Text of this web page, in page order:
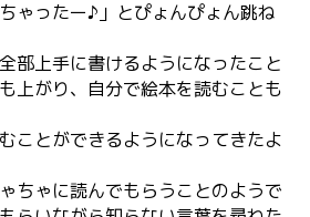
ゃったー♪」とぴょんぴょん跳ね
部上手に書けるようになったこと
上がり、自分で絵本を読むことも
ことができるようになってきたよ
ちゃに読んでもらうことのようで